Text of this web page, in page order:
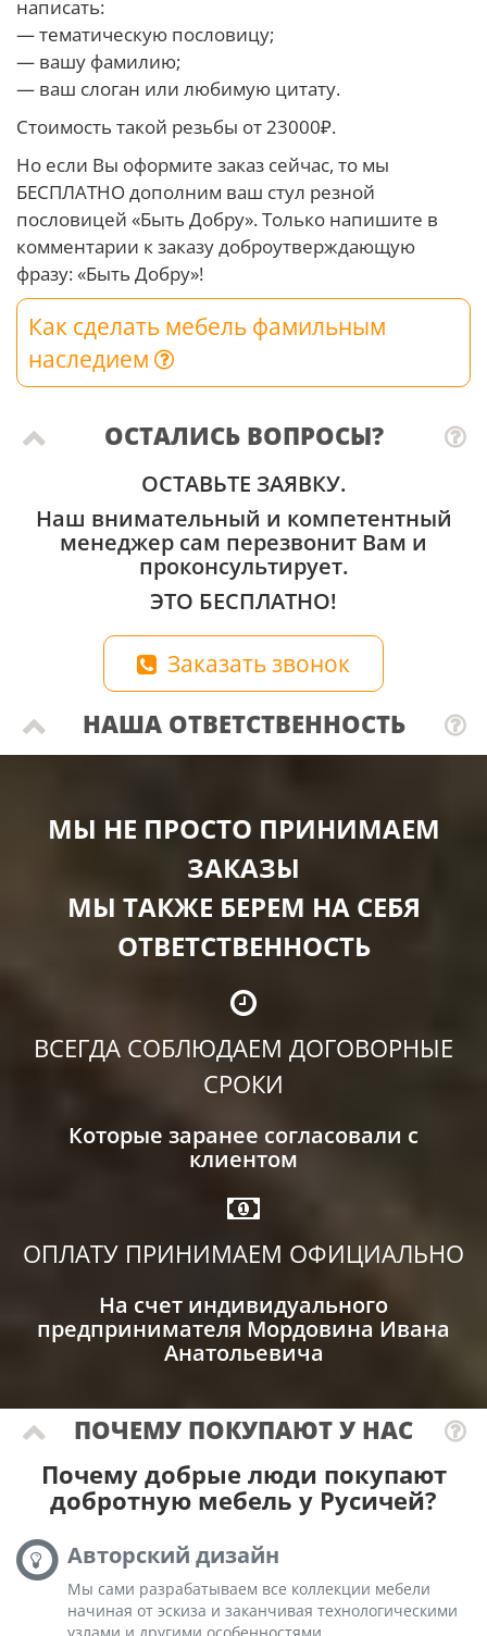
написать:
— тематическую пословицу;
— вашу фамилию;
— ваш слоган или любимую цитату.
Стоимость такой резьбы от 23000₽.
Но если Вы оформите заказ сейчас, то мы
БЕСПЛАТНО дополним ваш стул резной
пословицей «Быть Добру». Только напишите в
комментарии к заказу доброутверждающую
фразу: «Быть Добру»!
Как сделать мебель фамильным
наследием
ОСТАЛИСЬ ВОПРОСЫ?
ОСТАВЬТЕ ЗАЯВКУ.
Наш внимательный и компетентный
менеджер сам перезвонит Вам и
проконсультирует.
ЭТО БЕСПЛАТНО!
Заказать звонок
НАША ОТВЕТСТВЕННОСТЬ
МЫ НЕ ПРОСТО ПРИНИМАЕМ
ЗАКАЗЫ
МЫ ТАКЖЕ БЕРЕМ НА СЕБЯ
ОТВЕТСТВЕННОСТЬ
ВСЕГДА СОБЛЮДАЕМ ДОГОВОРНЫЕ
СРОКИ
Которые заранее согласовали с
клиентом
ОПЛАТУ ПРИНИМАЕМ ОФИЦИАЛЬНО
На счет индивидуального
предпринимателя Мордовина Ивана
Анатольевича
ПОЧЕМУ ПОКУПАЮТ У НАС
Почему добрые люди покупают
добротную мебель у Русичей?
Авторский дизайн
Мы сами разрабатываем все коллекции мебели
начиная от эскиза и заканчивая технологическими
узлами и другими особенностями.